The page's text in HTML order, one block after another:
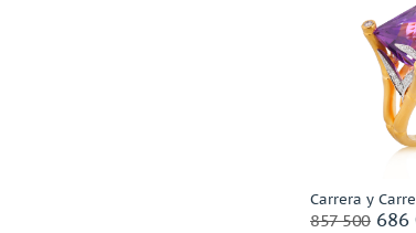
Carrera y
857 500686
Материал